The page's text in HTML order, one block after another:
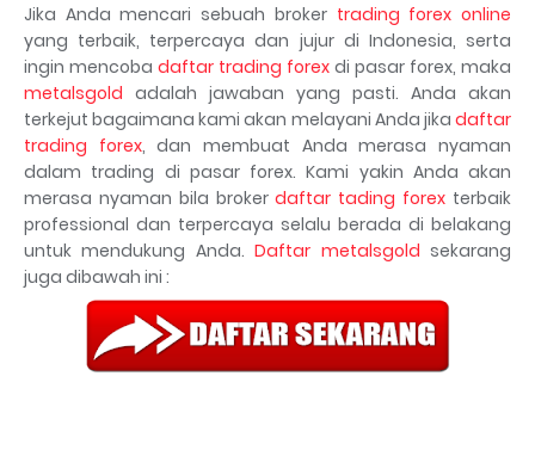
Jika Anda mencari sebuah broker trading forex online
yang terbaik, terpercaya dan jujur di Indonesia, serta
ingin mencoba daftar trading forex di pasar forex, maka
metalsgold adalah jawaban yang pasti. Anda akan
terkejut bagaimana kami akan melayani Anda jika daftar
trading forex, dan membuat Anda merasa nyaman
dalam trading di pasar forex. Kami yakin Anda akan
merasa nyaman bila brokerdaftar tading forex terbaik
professional dan terpercaya selalu berada di belakang
untuk mendukung Anda.Daftar metalsgold sekarang
juga dibawah ini :